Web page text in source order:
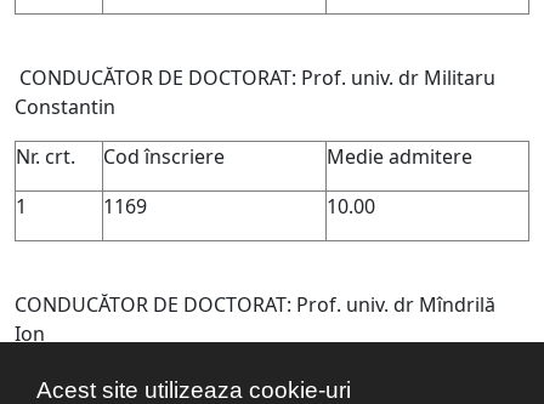
Acest site utilizeaza cookie-uri
CONDUCĂTOR DE DOCTORAT: Prof. univ. dr Militaru
Constantin
Nr. crt.
Cod înscriere
Medie admitere
1
1169 10.00
CONDUCĂTOR DE DOCTORAT: Prof. univ. dr Mîndrilă
Ion
Nr. crt.
Cod înscriere Medie admitere